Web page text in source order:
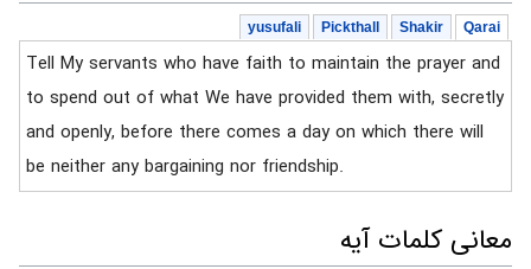
Qarai
Shakir
Pickthall
yusufali
Tell My servants who have faith to maintain the prayer and
to spend out of what We have provided them with, secretly
and openly, before there comes a day on which there will
be neither any bargaining nor friendship.
معانی کلمات آیه